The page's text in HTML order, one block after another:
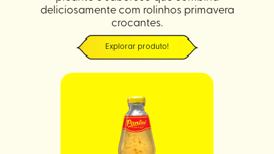
deliciosamente com rolinhos primavera
crocantes.
Explorar produto!